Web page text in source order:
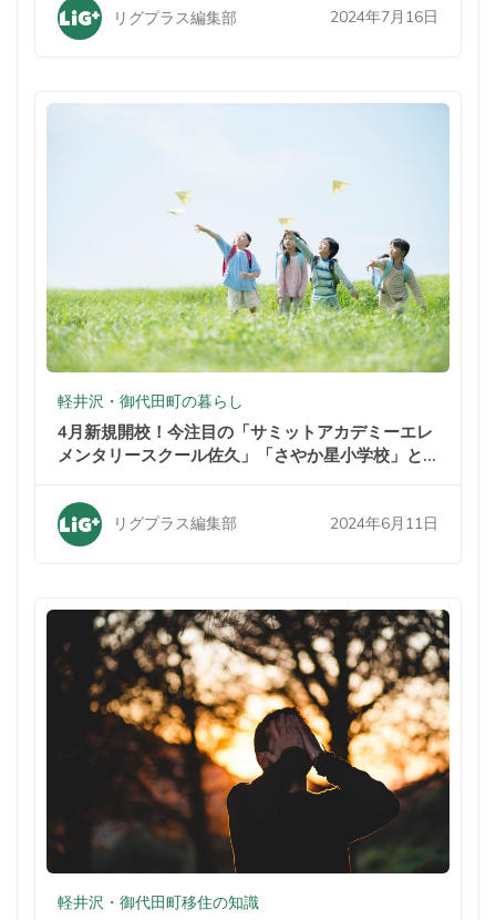
リグプラス編集部 2024年7月16日
軽井沢・御代田町の暮らし
4月新規開校！今注目の「サミットアカデミーエレ
メンタリースクール佐久」「さやか星小学校」と
リグプラス編集部 2024年6月11日
軽井沢・御代田町移住の知識